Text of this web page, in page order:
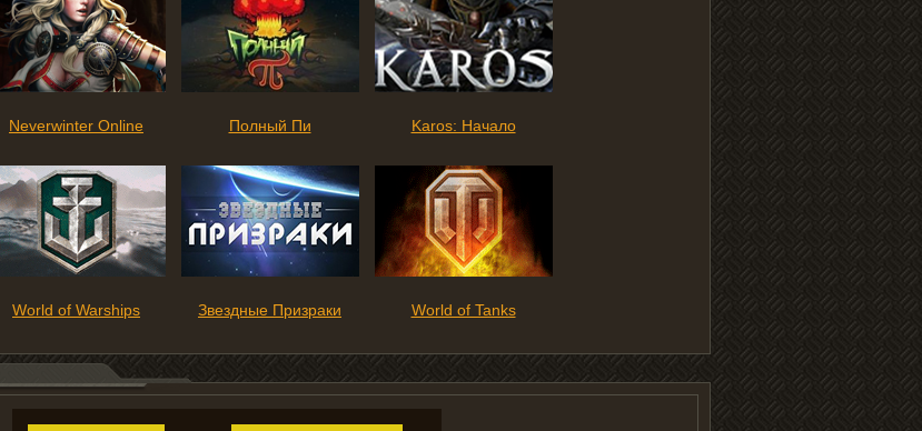
Neverwinter Online Полный Пи Karos: Начало
World of Warships Звездные Призраки World of Tanks